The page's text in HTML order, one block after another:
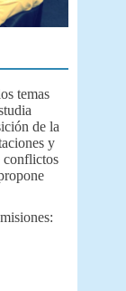
temas
de la
y
conflictos